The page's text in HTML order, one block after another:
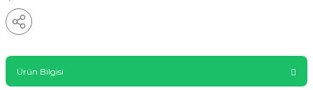
Ürün Bilgisi